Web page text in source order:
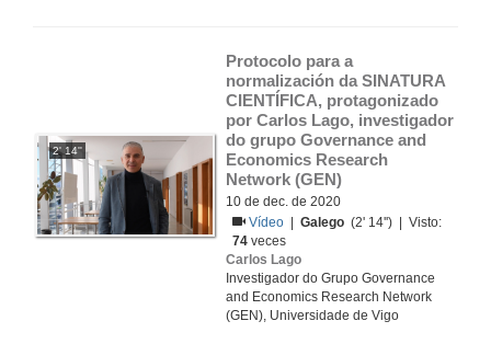
2' 14''
Protocolo para a
normalización da SINATURA
CIENTÍFICA, protagonizado
por Carlos Lago, investigador
do grupo Governance and
Economics Research
Network (GEN)
10 de dec. de 2020
Vídeo
|Galego (2' 14'') | Visto:
74 veces
Carlos Lago
Investigador do Grupo Governance
and Economics Research Network
(GEN), Universidade de Vigo